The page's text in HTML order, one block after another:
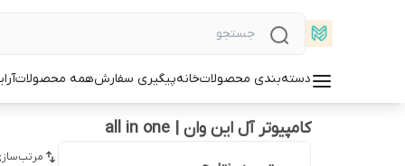
دسته‌بندی محصولاتخانهپیگیری سفارشهمه محصولات
کامپیوتر آل این وان | all in one